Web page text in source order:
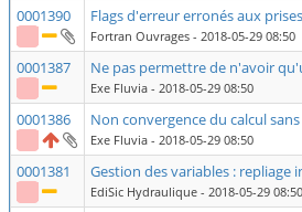
0001390 Flags d'erreur erronés aux prises
Fortran Ouvrages - 2018-05-29 08:50
0001387 Ne pas permettre de n'avoir
Exe Fluvia - 2018-05-29 08:50
0001386 Non convergence du calcul
Exe Fluvia - 2018-05-29 08:50
0001381 Gestion des variables :
EdiSic Hydraulique - 2018-05-29 08:50